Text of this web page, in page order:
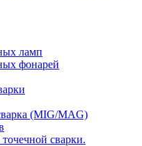
ламп
фонарей
(MIG/MAG)
сварки.